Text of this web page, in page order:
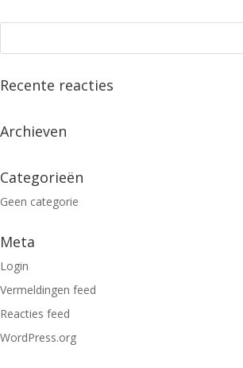
Recente reacties
Archieven
Categorieën
Geen categorie
Meta
Login
Vermeldingen feed
Reacties feed
WordPress.org